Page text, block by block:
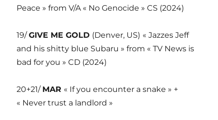
Peace » from V/A « No Genocide » CS (2024)
19/GIVE ME GOLD (Denver, US) « Jazzes Jeff
and his shitty blue Subaru » from « TV News is
bad for you » CD (2024)
20+21/ MAR « If you encounter a snake » +
« Never trust a landlord »